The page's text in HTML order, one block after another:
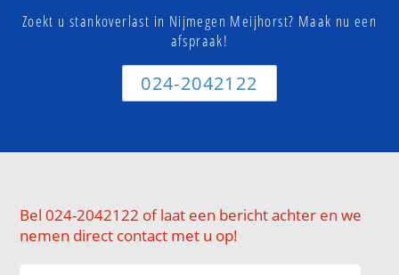
Zoekt u stankoverlast in Nijmegen Meijhorst? Maak nu een
afspraak!
024-2042122
Bel 024-2042122 of laat een bericht achter en we
nemen direct contact met u op!